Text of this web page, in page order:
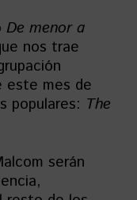
De menor a
nos trae
este mes de
populares: The
serán